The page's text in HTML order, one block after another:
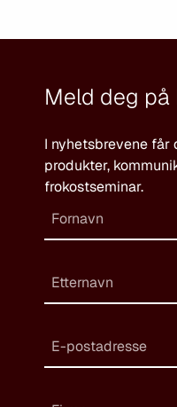
Meld deg på
I nyhetsbrevene får
produkter,
frokostseminar.